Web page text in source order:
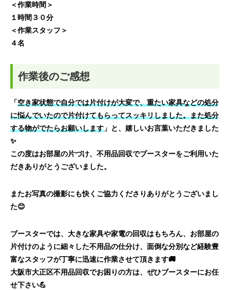
＜作業時間＞
１時間３０分
＜作業スタッフ＞
４名
作業後のご感想
「空き家状態で自分では片付けが大変で、重たい家具などの処分
に悩んでいたので片付けてもらってスッキリしました。また処分
する物がでたらお願いします 」と、嬉しいお言葉いただきました
✨
この度はお部屋の片づけ、不用品回収でブースターをご利用いた
だきありがとうございました。
またお写真の撮影にも快くご協力くださりありがとうございまし
た😊
ブースターでは、大きな家具や家電の回収はもちろん、お部屋の
片付けのように細々した不用品の仕分け、面倒な分別など経験豊
富なスタッフが丁寧に迅速に作業させて頂きます🚚
大阪市大正区不用品回収でお困りの方は、ぜひブースターにお任
せ下さい💪